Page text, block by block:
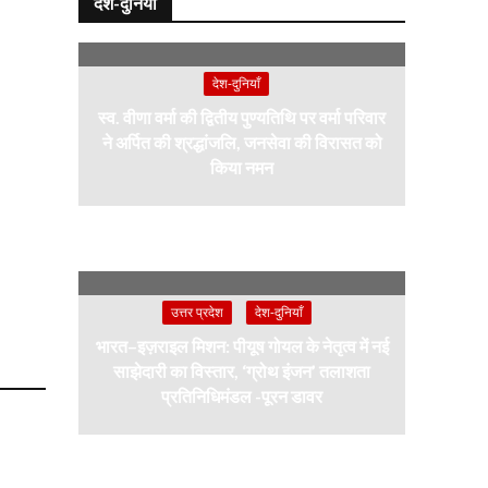
देश-दुनियाँ
स्व. वीणा वर्मा की द्वितीय पुण्यतिथि पर वर्मा परिवार
ने अर्पित की श्रद्धांजलि, जनसेवा की विरासत को
किया नमन
उत्तर प्रदेश देश-दुनियाँ
भारत–इज़राइल मिशन: पीयूष गोयल के नेतृत्व में नई
साझेदारी का विस्तार, ‘ग्रोथ इंजन’ तलाशता
प्रतिनिधिमंडल -पूरन डावर